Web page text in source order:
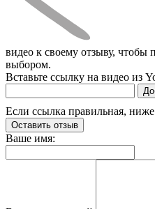
видео к своему отзыву, чтобы
выбором.
Вставьте ссылку на видео из
Если ссылка правильная,
Оставить отзыв
Ваше имя: